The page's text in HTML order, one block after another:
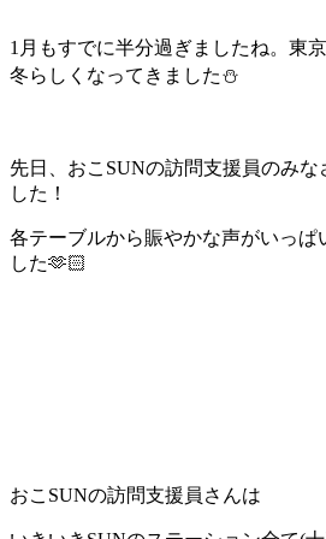
1月もすでに半分過ぎましたね。東
冬らしくなってきました⛄️
先日、おこSUNの訪問支援員のみな
した！
各テーブルから賑やかな声がいっぱ
した🫶🏻
おこSUNの訪問支援員さんは